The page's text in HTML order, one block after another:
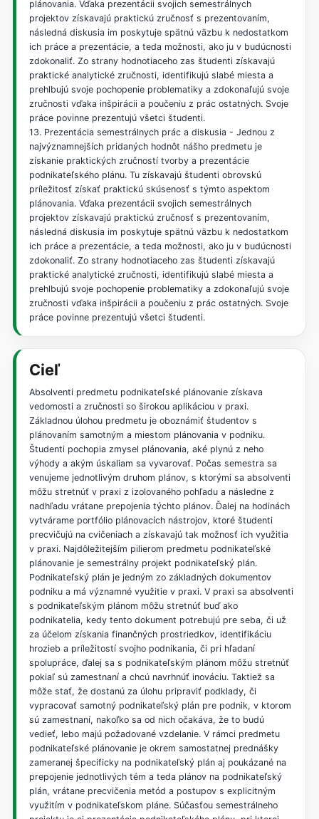
plánovania. Vďaka prezentácii svojich semestrálnych
projektov získavajú praktickú zručnosť s prezentovaním,
následná diskusia im poskytuje spätnú väzbu k nedostatkom
ich práce a prezentácie, a teda možnosti, ako ju v budúcnosti
zdokonaliť. Zo strany hodnotiaceho zas študenti získavajú
praktické analytické zručnosti, identifikujú slabé miesta a
prehlbujú svoje pochopenie problematiky a zdokonaľujú svoje
zručnosti vďaka inšpirácii a poučeniu z prác ostatných. Svoje
práce povinne prezentujú všetci študenti.
13. Prezentácia semestrálnych prác a diskusia - Jednou z
najvýznamnejších pridaných hodnôt nášho predmetu je
získanie praktických zručností tvorby a prezentácie
podnikateľského plánu. Tu získavajú študenti obrovskú
príležitosť získať praktickú skúsenosť s týmto aspektom
plánovania. Vďaka prezentácii svojich semestrálnych
projektov získavajú praktickú zručnosť s prezentovaním,
následná diskusia im poskytuje spätnú väzbu k nedostatkom
ich práce a prezentácie, a teda možnosti, ako ju v budúcnosti
zdokonaliť. Zo strany hodnotiaceho zas študenti získavajú
praktické analytické zručnosti, identifikujú slabé miesta a
prehlbujú svoje pochopenie problematiky a zdokonaľujú svoje
zručnosti vďaka inšpirácii a poučeniu z prác ostatných. Svoje
práce povinne prezentujú všetci študenti.
Cieľ
Absolventi predmetu podnikateľské plánovanie získava
vedomosti a zručnosti so širokou aplikáciou v praxi.
Základnou úlohou predmetu je oboznámiť študentov s
plánovaním samotným a miestom plánovania v podniku.
Študenti pochopia zmysel plánovania, aké plynú z neho
výhody a akým úskaliam sa vyvarovať. Počas semestra sa
venujeme jednotlivým druhom plánov, s ktorými sa absolventi
môžu stretnúť v praxi z izolovaného pohľadu a následne z
nadhľadu vrátane prepojenia týchto plánov. Ďalej na hodinách
vytvárame portfólio plánovacích nástrojov, ktoré študenti
precvičujú na cvičeniach a získavajú tak možnosť ich využitia
v praxi. Najdôležitejším pilierom predmetu podnikateľské
plánovanie je semestrálny projekt podnikateľský plán.
Podnikateľský plán je jedným zo základných dokumentov
podniku a má významné využitie v praxi. V praxi sa absolventi
s podnikateľským plánom môžu stretnúť buď ako
podnikatelia, kedy tento dokument potrebujú pre seba, či už
za účelom získania finančných prostriedkov, identifikáciu
hrozieb a príležitostí svojho podnikania, či pri hľadaní
spolupráce, ďalej sa s podnikateľským plánom môžu stretnúť
pokiaľ sú zamestnaní a chcú navrhnúť inováciu. Taktiež sa
môže stať, že dostanú za úlohu pripraviť podklady, či
vypracovať samotný podnikateľský plán pre podnik, v ktorom
sú zamestnaní, nakoľko sa od nich očakáva, že to budú
vedieť, lebo majú požadované vzdelanie. V rámci predmetu
podnikateľské plánovanie je okrem samostatnej prednášky
zameranej špecificky na podnikateľský plán aj poukázané na
prepojenie jednotlivých tém a teda plánov na podnikateľský
plán, vrátane precvičenia metód a postupov s explicitným
využitím v podnikateľskom pláne. Súčasťou semestrálneho